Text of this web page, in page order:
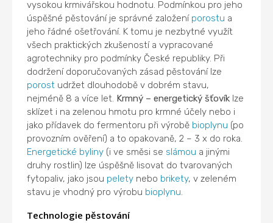
vysokou krmivářskou hodnotu. Podmínkou pro jeho
úspěšné pěstování je správné založení porostu a
jeho řádné ošetřování. K tomu je nezbytné využít
všech praktických zkušeností a vypracované
agrotechniky pro podmínky České republiky. Při
dodržení doporučovaných zásad pěstování lze
porost udržet dlouhodobě v dobrém stavu,
nejméně 8 a více let. Krmný – energetický šťovík lze
sklízet i na zelenou hmotu pro krmné účely nebo i
jako přídavek do fermentoru při výrobě bioplynu (po
provozním ověření) a to opakovaně, 2 – 3 x do roka.
Energetické byliny (i ve směsi se slámou a jinými
druhy rostlin) lze úspěšně lisovat do tvarovaných
fytopaliv, jako jsou pelety nebo brikety, v zeleném
stavu je vhodný pro výrobu bioplynu.
Technologie pěstování